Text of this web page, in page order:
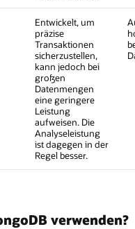
Entwickelt, um
präzise
Transaktionen
sicherzustellen,
kann jedoch bei
großen
Datenmengen
eine geringere
Leistung
aufweisen. Die
Analyseleistung
ist dagegen in der
Regel besser.
verwenden?